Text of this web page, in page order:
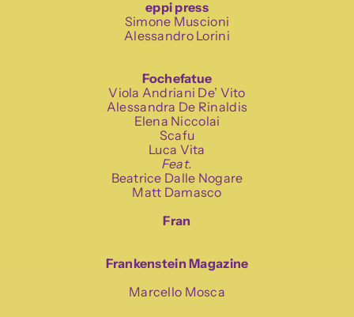
eppi press
Simone Muscioni
Alessandro Lorini
Fochefatue
Viola Andriani De’ Vito
Alessandra De Rinaldis
Elena Niccolai
Scafu
Luca Vita
Feat.
Beatrice Dalle Nogare
Matt Damasco
Fran
Frankenstein Magazine
Marcello Mosca